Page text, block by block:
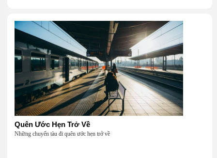
Quên Ước Hẹn Trở Về
Những chuyến tàu đi quên ước hẹn trở về